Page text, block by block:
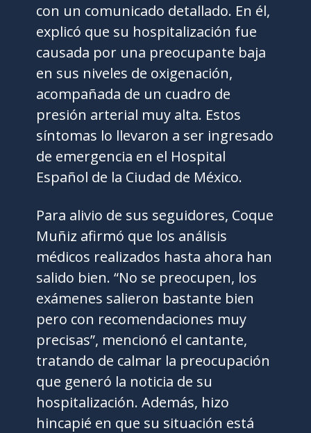
con un comunicado detallado. En él,
explicó que su hospitalización fue
causada por una preocupante baja
en sus niveles de oxigenación,
acompañada de un cuadro de
presión arterial muy alta. Estos
síntomas lo llevaron a ser ingresado
de emergencia en el Hospital
Español de la Ciudad de México.
Para alivio de sus seguidores, Coque
Muñiz afirmó que los análisis
médicos realizados hasta ahora han
salido bien. “No se preocupen, los
exámenes salieron bastante bien
pero con recomendaciones muy
precisas”, mencionó el cantante,
tratando de calmar la preocupación
que generó la noticia de su
hospitalización. Además, hizo
hincapié en que su situación está